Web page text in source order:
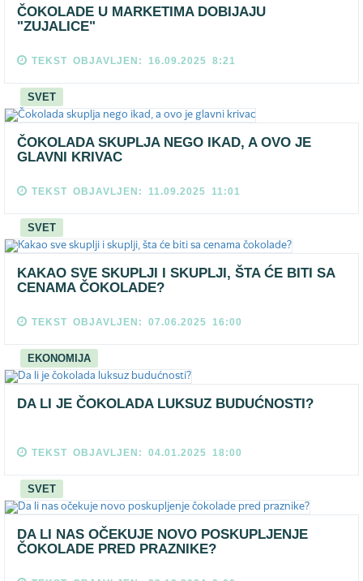
ČOKOLADE U MARKETIMA DOBIJAJU
"ZUJALICE"
TEKST OBJAVLJEN: 16.09.2025 8:21
SVET
ČOKOLADA SKUPLJA NEGO IKAD, A OVO JE
GLAVNI KRIVAC
TEKST OBJAVLJEN: 11.09.2025 11:01
SVET
KAKAO SVE SKUPLJI I SKUPLJI, ŠTA ĆE BITI SA
CENAMA ČOKOLADE?
TEKST OBJAVLJEN: 07.06.2025 16:00
EKONOMIJA
DA LI JE ČOKOLADA LUKSUZ BUDUĆNOSTI?
TEKST OBJAVLJEN: 04.01.2025 18:00
SVET
DA LI NAS OČEKUJE NOVO POSKUPLJENJE
ČOKOLADE PRED PRAZNIKE?